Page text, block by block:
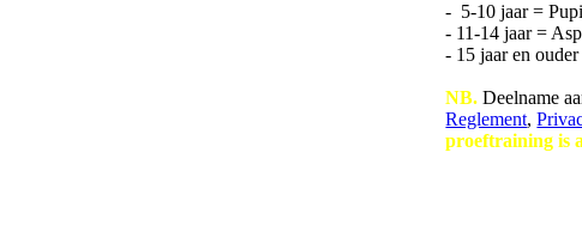
- 5-10 jaar =
- 11-14 jaar =
- 15 jaar en
NB. Deelname
Reglement,
proeftraining is